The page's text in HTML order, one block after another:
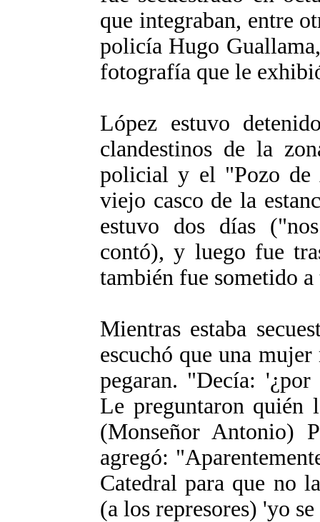
que integraban, entre
policía Hugo
fotografía que le
López estuvo
clandestinos de la
policial y el "Pozo de
viejo casco de la
estuvo dos días
contó), y luego fue
también fue sometido
Mientras estaba
escuchó que una
pegaran. "Decía:
Le preguntaron
(Monseñor Antonio)
agregó:
Catedral para que no
(a los represores) 'yo